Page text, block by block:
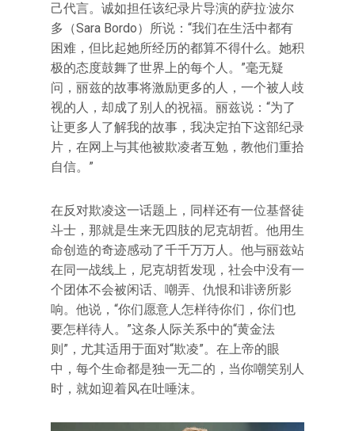
己代言。诚如担任该纪录片导演的萨拉·波尔
多（Sara Bordo）所说：“我们在生活中都有
困难，但比起她所经历的都算不得什么。她积
极的态度鼓舞了世界上的每个人。”毫无疑
问，丽兹的故事将激励更多的人，一个被人歧
视的人，却成了别人的祝福。丽兹说：“为了
让更多人了解我的故事，我决定拍下这部纪录
片，在网上与其他被欺凌者互勉，教他们重拾
自信。”
在反对欺凌这一话题上，同样还有一位基督徒
斗士，那就是生来无四肢的尼克胡哲。他用生
命创造的奇迹感动了千千万万人。他与丽兹站
在同一战线上，尼克胡哲发现，社会中没有一
个团体不会被闲话、嘲弄、仇恨和诽谤所影
响。他说，“你们愿意人怎样待你们，你们也
要怎样待人。”这条人际关系中的“黄金法
则”，尤其适用于面对“欺凌”。在上帝的眼
中，每个生命都是独一无二的，当你嘲笑别人
时，就如迎着风在吐唾沫。